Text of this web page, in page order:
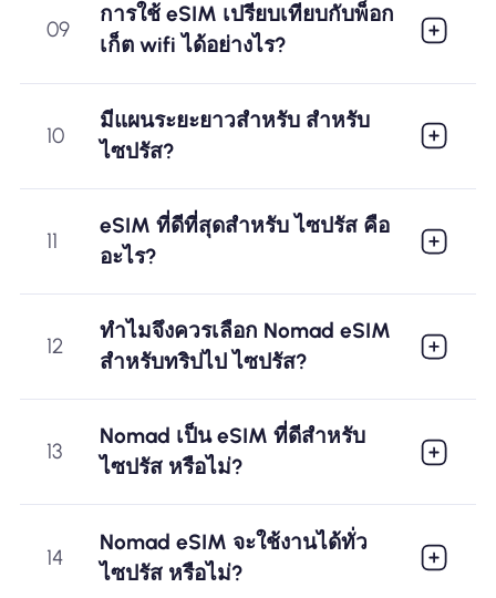
09
การใช้ eSIM เปรียบเทียบกับพ็อก
เก็ต wifi ได้อย่างไร?
10
มีแผนระยะยาวสำหรับ สำหรับ
ไซปรัส?
11
eSIM ที่ดีที่สุดสำหรับ ไซปรัส คือ
อะไร?
12
ทำไมจึงควรเลือก Nomad eSIM
สำหรับทริปไป ไซปรัส?
13
Nomad เป็น eSIM ที่ดีสำหรับ
ไซปรัส หรือไม่?
14
Nomad eSIM จะใช้งานได้ทั่ว
ไซปรัส หรือไม่?